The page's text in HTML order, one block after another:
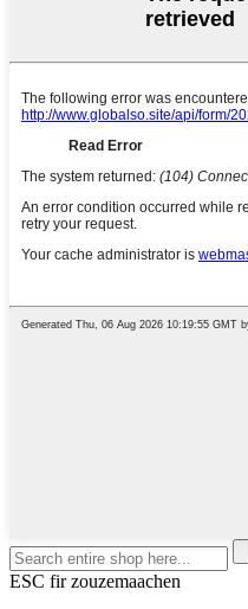
ESC fir zouzemaachen